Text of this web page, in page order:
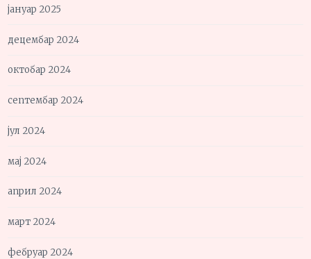
јануар 2025
децембар 2024
октобар 2024
септембар 2024
јул 2024
мај 2024
април 2024
март 2024
фебруар 2024